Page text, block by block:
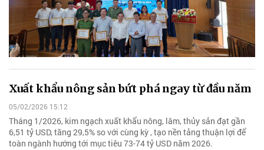
Xuất khẩu nông sản bứt phá ngay từ đầu năm
05/02/2026 15:12
Tháng 1/2026, kim ngạch xuất khẩu nông, lâm, thủy sản đạt gần
6,51 tỷ USD, tăng 29,5% so với cùng kỳ , tạo nền tảng thuận lợi để
toàn ngành hướng tới mục tiêu 73-74 tỷ USD năm 2026.